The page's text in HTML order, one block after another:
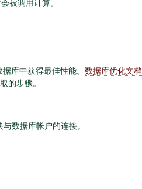
被调用计算。
库中获得最佳性能。 数据库优化文档
的步骤。
数据库帐户的连接。